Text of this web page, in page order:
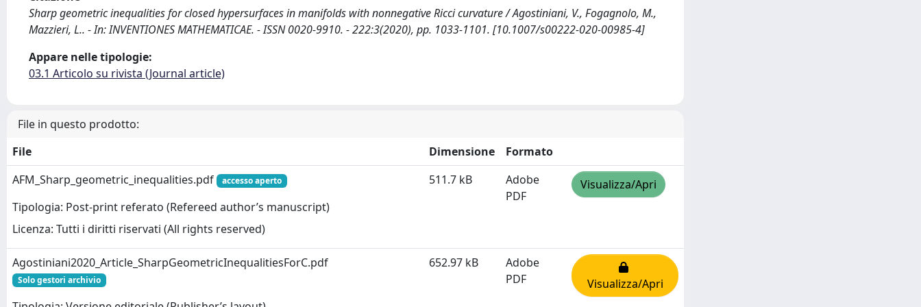
Sharp geometric inequalities for closed hypersurfaces in manifolds with nonnegative Ricci curvature / Agostiniani, V., Fogagnolo, M.,
Mazzieri, L.. - In: INVENTIONES MATHEMATICAE. - ISSN 0020-9910. - 222:3(2020), pp. 1033-1101. [10.1007/s00222-020-00985-4]
Appare nelle tipologie:
03.1 Articolo su rivista (Journal article)
File in questo prodotto:
File
Dimensione
Formato
AFM_Sharp_geometric_inequalities.pdf
accesso aperto
Tipologia: Post-print referato (Refereed author’s manuscript)
Licenza: Tutti i diritti riservati (All rights reserved)
511.7 kB
Adobe
PDF
Visualizza/Apri
Agostiniani2020_Article_SharpGeometricInequalitiesForC.pdf
Solo gestori archivio
652.97 kB
Adobe
PDF
Visualizza/Apri